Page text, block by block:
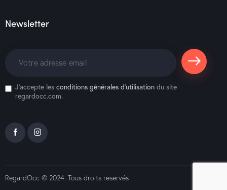
Newsletter
S'abonne
J'accepte les conditions générales d’utilisation du site
regardocc.com.
RegardOcc © 2024. Tous droits reservés